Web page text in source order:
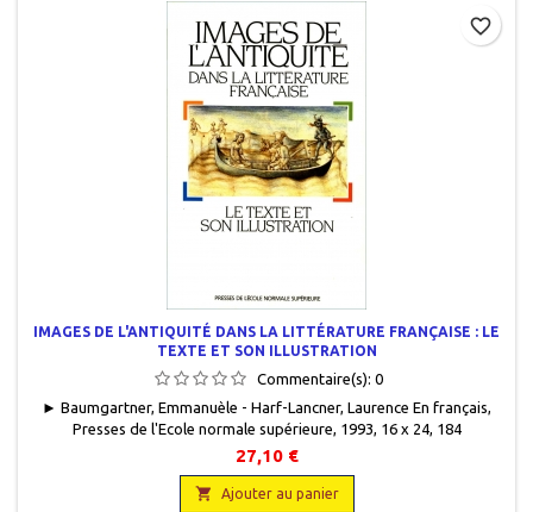
IMAGES DE L'ANTIQUITÉ DANS LA LITTÉRATURE FRANÇAISE : LE
TEXTE ET SON ILLUSTRATION
Commentaire(s): 0
► Baumgartner, Emmanuèle - Harf-Lancner, Laurence En français,
Presses de l'Ecole normale supérieure, 1993, 16 x 24, 184
pages, broché. Neuf. 9782728801824
27,10 €
 Ajouter au panier
favorite_border